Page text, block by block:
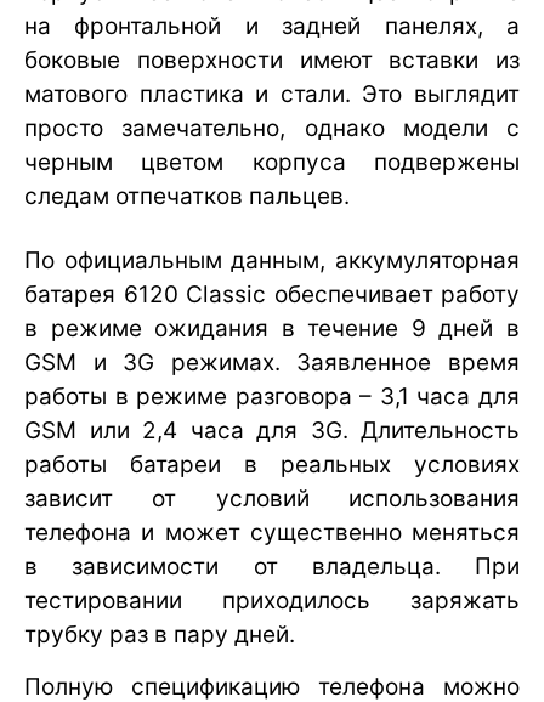
на фронтальной и задней панелях, а
боковые поверхности имеют вставки из
матового пластика и стали. Это выглядит
просто замечательно, однако модели с
черным цветом корпуса подвержены
следам отпечатков пальцев.
По официальным данным, аккумуляторная
батарея 6120 Classic обеспечивает работу
в режиме ожидания в течение 9 дней в
GSM и 3G режимах. Заявленное время
работы в режиме разговора – 3,1 часа для
GSM или 2,4 часа для 3G. Длительность
работы батареи в реальных условиях
зависит от условий использования
телефона и может существенно меняться
в зависимости от владельца. При
тестировании приходилось заряжать
трубку раз в пару дней.
Полную спецификацию телефона можно